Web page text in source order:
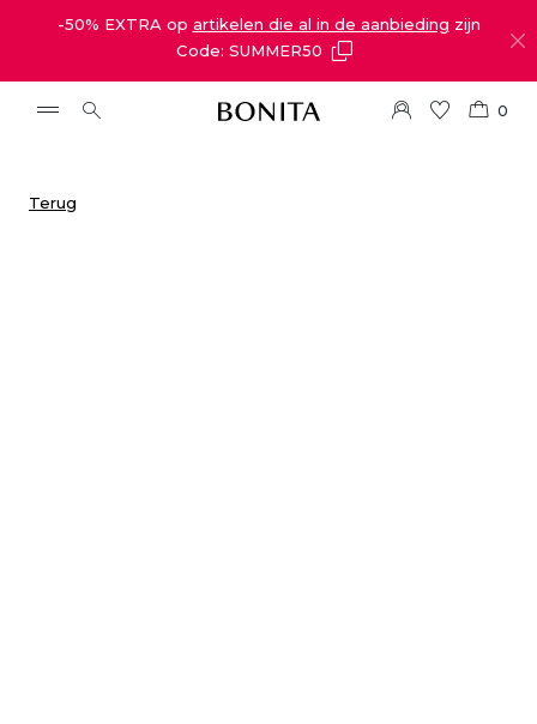
-50% EXTRA op artikelen die al in de aanbieding zijn
Code: SUMMER50
0
Terug